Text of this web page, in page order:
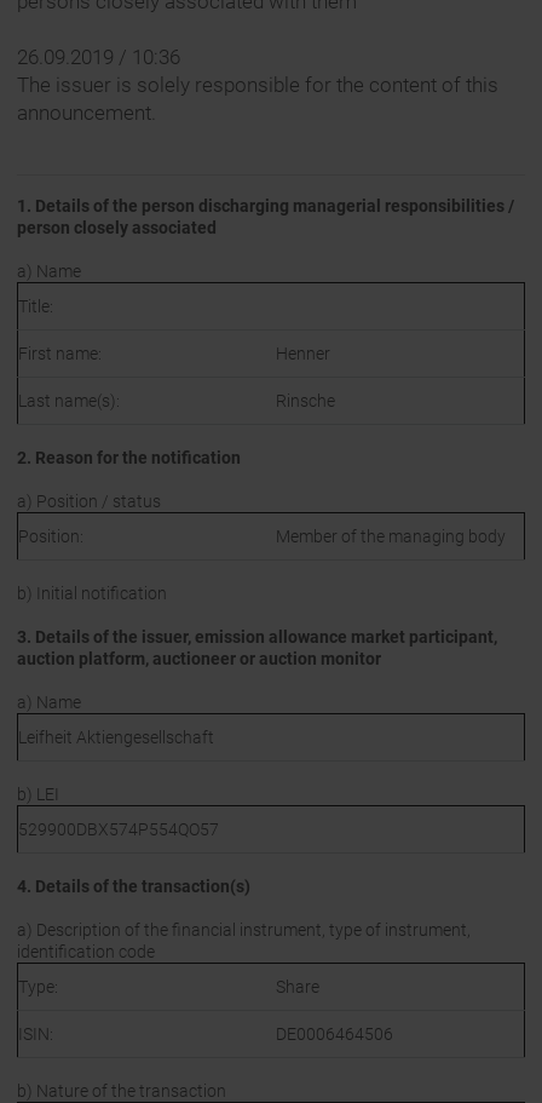
26.09.2019 / 10:36
The issuer is solely responsible for the content of this
announcement.
1. Details of the person discharging managerial responsibilities /
person closely associated
a) Name
Title:
First name: Henner
Last name(s): Rinsche
2. Reason for the notification
a) Position / status
Position:
Member of the managing body
b) Initial notification
3. Details of the issuer, emission allowance market participant,
auction platform, auctioneer or auction monitor
a) Name
Leifheit Aktiengesellschaft
b) LEI
529900DBX574P554QO57
4. Details of the transaction(s)
a) Description of the financial instrument, type of instrument,
identification code
Type:
Share
ISIN: DE0006464506
b) Nature of the transaction